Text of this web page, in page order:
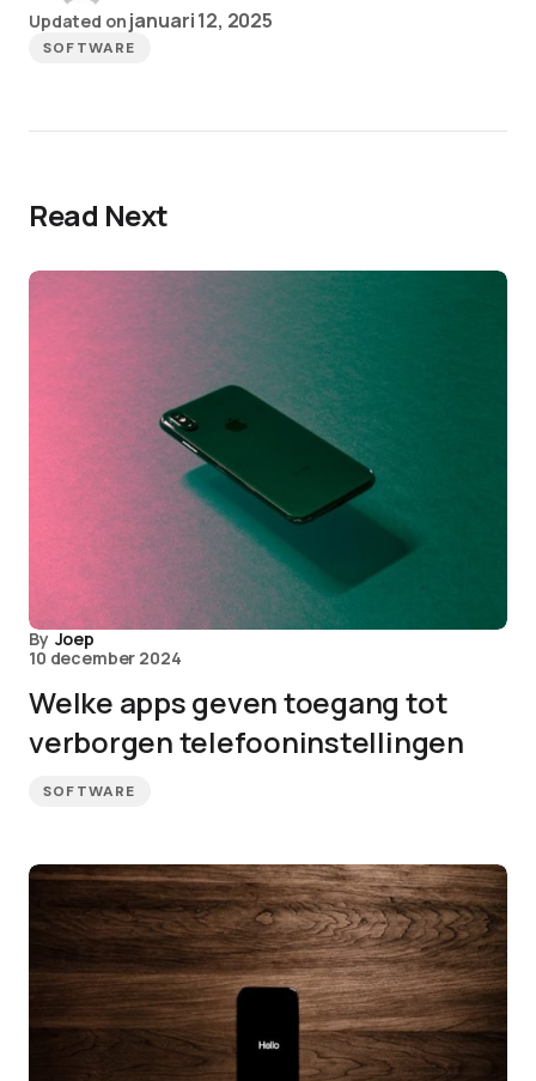
Updated on januari 12, 2025
SOFTWARE
Read Next
By Joep
10 december 2024
Welke apps geven toegang tot
verborgen telefooninstellingen
SOFTWARE